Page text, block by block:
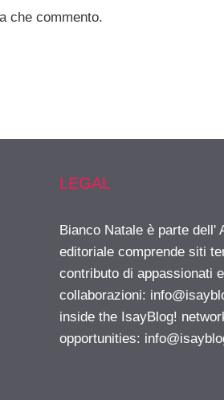
che commento.
LEGAL
Bianco Natale è parte dell'
editoriale comprende siti
contributo di appassionati
collaborazioni:
inside the IsayBlog!
opportunities: